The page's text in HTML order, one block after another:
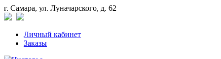
г. Самара, ул. Луначарского, д. 62
Личный кабинет
Заказы